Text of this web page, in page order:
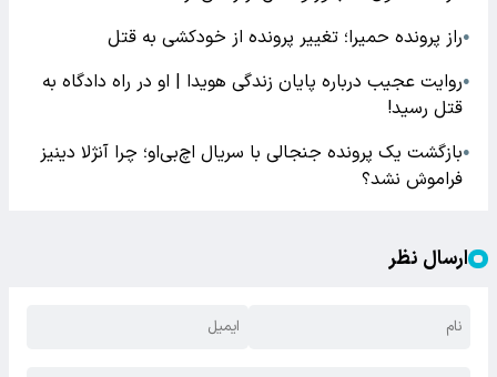
●راز پرونده حمیرا؛ تغییر پرونده از خودکشی به قتل
●روایت عجیب درباره پایان زندگی هویدا | او در راه دادگاه به
قتل رسید!
●بازگشت یک پرونده جنجالی با سریال اچ‌بی‌او؛ چرا آنژلا دینیز
فراموش نشد؟
ارسال نظر